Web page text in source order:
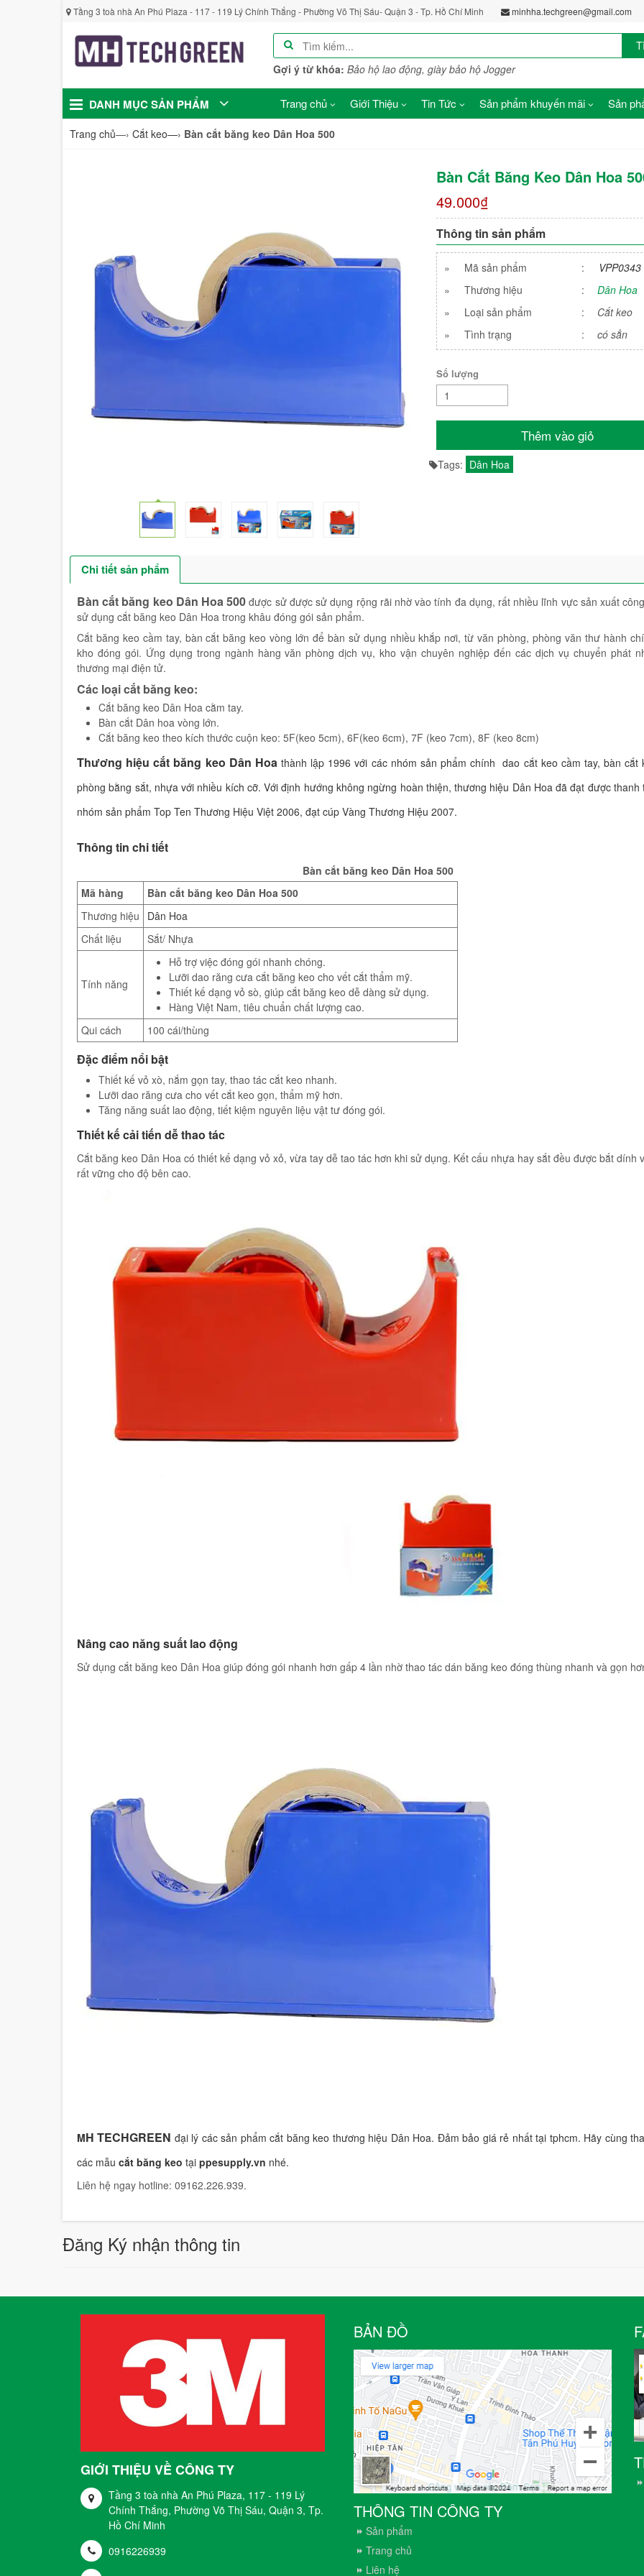
Tầng 3 toà nhà An Phú Plaza - 117 - 119 Lý Chính Thắng - Phường Võ Thị Sáu- Quận 3 - Tp. Hồ Chí Minh minhha.techgreen@gmail.com
Gợi ý từ khóa: Bảo hộ lao động, giày bảo hộ Jogger
DANH MỤC SẢN PHẨM Trang chủ Giới Thiệu Tin Tức Sản phẩm khuyến mãi Sản
Trang chủ—› Cắt keo—› Bàn cắt băng keo Dân Hoa 500
Bàn Cắt Băng Keo Dân Hoa
49.000₫
Thông tin sản phẩm
» Mã sản phẩm :
VPP0343
»
Thương hiệu :
Dân Hoa
»
Loại sản phẩm :
Cắt keo
»
Tình trạng : có sẳn
Số lượng
Thêm vào giỏ
Tags: Dân Hoa
Chi tiết sản phẩm
Bàn cắt băng keo Dân Hoa 500 được sử được sử dụng rộng rãi nhờ vào tính đa dụng, rất nhiều lĩnh vực sản xuất
sử dụng cắt băng keo Dân Hoa trong khâu đóng gói sản phẩm.
Cắt băng keo cầm tay, bàn cắt băng keo vòng lớn để bàn sử dụng nhiều khắp nơi, từ văn phòng, phòng văn thư hành
kho đóng gói. Ứng dụng trong ngành hàng văn phòng dịch vụ, kho vận chuyên nghiệp đến các dịch vụ chuyển phát
thương mại điện tử.
Các loại cắt băng keo:
Cắt băng keo Dân Hoa cằm tay.
Bàn cắt Dân hoa vòng lớn.
Cắt băng keo theo kích thước cuộn keo: 5F(keo 5cm), 6F(keo 6cm), 7F (keo 7cm), 8F (keo 8cm)
Thương hiệu cắt băng keo Dân Hoathành lập 1996 với các nhóm sản phẩm chính dao cắt keo cầm tay, bàn cắt
phòng bằng sắt, nhựa với nhiều kích cỡ. Với định hướng không ngừng hoàn thiện, thương hiệu Dân Hoa đã đạt được thanh
nhóm sản phẩm Top Ten Thương Hiệu Việt 2006, đạt cúp Vàng Thương Hiệu 2007.
Thông tin chi tiết
Bàn cắt băng keo Dân Hoa 500
Mã hàng
Bàn cắt băng keo Dân Hoa 500
Thương hiệu
Dân Hoa
Chất liệu
Sắt/ Nhựa
Tính năng
Hỗ trợ việc đóng gói nhanh chóng.
Lưỡi dao răng cưa cắt băng keo cho vết cắt thẩm mỹ.
Thiết kế dạng vỏ sò, giúp cắt băng keo dễ dàng sử dụng.
Hàng Việt Nam, tiêu chuẩn chất lượng cao.
Qui cách
100 cái/thùng
Đặc điểm nổi bật
Thiết kế vỏ xò, nắm gọn tay, thao tác cắt keo nhanh.
Lưỡi dao răng cưa cho vết cắt keo gọn, thẩm mỹ hơn.
Tăng năng suất lao động, tiết kiệm nguyên liệu vật tư đóng gói.
Thiết kế cải tiến dễ thao tác
Cắt băng keo Dân Hoa có thiết kế dạng vỏ xỏ, vừa tay dễ tao tác hơn khi sử dụng. Kết cấu nhựa hay sắt đều được bắt dính
rất vững cho độ bên cao.
Nâng cao năng suất lao động
Sử dụng cắt băng keo Dân Hoa giúp đóng gói nhanh hơn gấp 4 lần nhờ thao tác dán băng keo đóng thùng nhanh và gọn
MH TECHGREEN đại lý các sản phẩm cắt băng keo thương hiệu Dân Hoa. Đảm bảo giá rẻ nhất tại tphcm. Hãy cùng
các mẫu cắt băng keo tại ppesupply.vn nhé.
Liên hệ ngay hotline: 09162.226.939.
Đăng Ký nhận thông tin
GIỚI THIỆU VỀ CÔNG TY
Tầng 3 toà nhà An Phú Plaza, 117 - 119 Lý
Chính Thắng, Phường Võ Thị Sáu, Quận 3, Tp.
Hồ Chí Minh
0916226939
BẢN ĐỒ
THÔNG TIN CÔNG TY
Sản phẩm
Trang chủ
Liên hệ